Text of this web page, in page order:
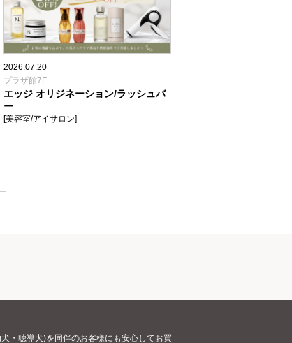
2026.07.20
プラザ館7F
エッジ オリジネーション/ラッシュバ
ー
[美容室/アイサロン]
・聴導犬)を同伴のお客様にも安心してお買